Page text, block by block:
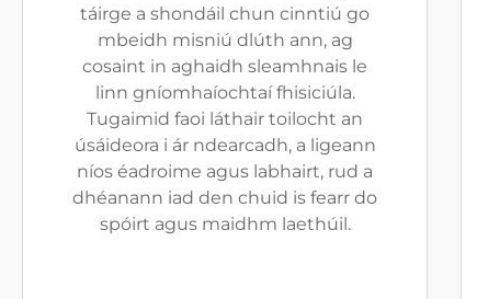
táirge a shondáil chun cinntiú go
mbeidh misniú dlúth ann, ag
cosaint in aghaidh sleamhnais le
linn gníomhaíochtaí fhisiciúla.
Tugaimid faoi láthair toilocht an
úsáideora i ár ndearcadh, a ligeann
níos éadroime agus labhairt, rud a
dhéanann iad den chuid is fearr do
spóirt agus maidhm laethúil.